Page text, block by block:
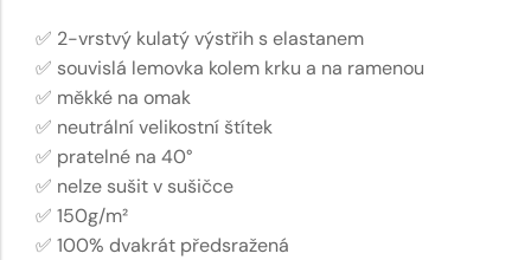
✅ 2-vrstvý kulatý výstřih s elastanem
✅ souvislá lemovka kolem krku a na ramenou
✅ měkké na omak
✅ neutrální velikostní štítek
✅ pratelné na 40°
✅ nelze sušit v sušičce
✅ 150g/m²
✅ 100% dvakrát předsražená